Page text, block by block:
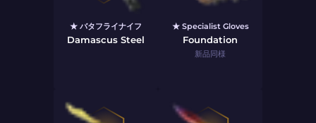
★ バタフライナイフ
Damascus Steel
★ Specialist Gloves
Foundation
新品同様